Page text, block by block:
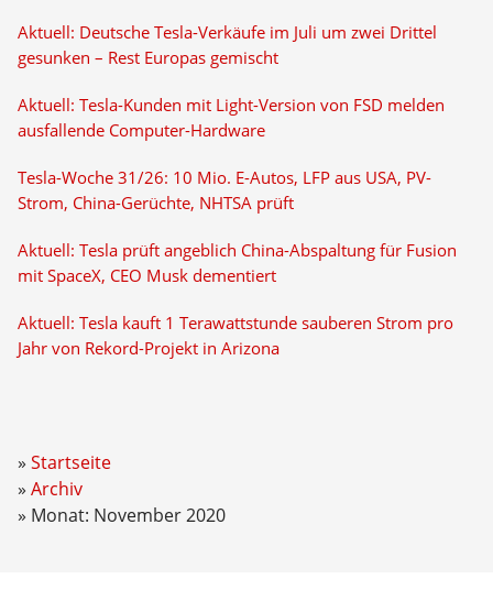
Aktuell: Deutsche Tesla-Verkäufe im Juli um zwei Drittel
gesunken – Rest Europas gemischt
Aktuell: Tesla-Kunden mit Light-Version von FSD melden
ausfallende Computer-Hardware
Tesla-Woche 31/26: 10 Mio. E-Autos, LFP aus USA, PV-
Strom, China-Gerüchte, NHTSA prüft
Aktuell: Tesla prüft angeblich China-Abspaltung für Fusion
mit SpaceX, CEO Musk dementiert
Aktuell: Tesla kauft 1 Terawattstunde sauberen Strom pro
Jahr von Rekord-Projekt in Arizona
Startseite
Archiv
Monat: November 2020